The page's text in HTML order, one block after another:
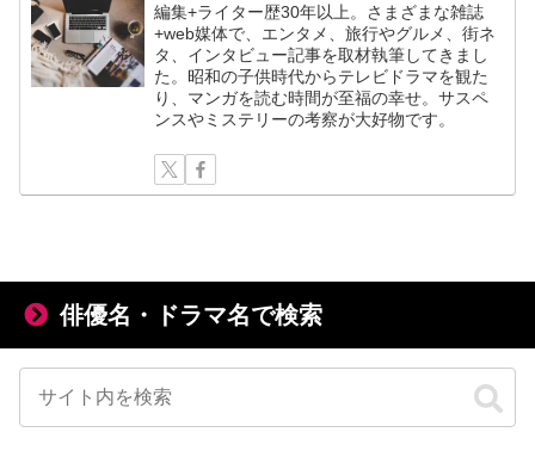
編集+ライター歴30年以上。さまざまな雑誌
+web媒体で、エンタメ、旅行やグルメ、街ネ
タ、インタビュー記事を取材執筆してきまし
た。昭和の子供時代からテレビドラマを観た
り、マンガを読む時間が至福の幸せ。サスペ
ンスやミステリーの考察が大好物です。
俳優名・ドラマ名で検索